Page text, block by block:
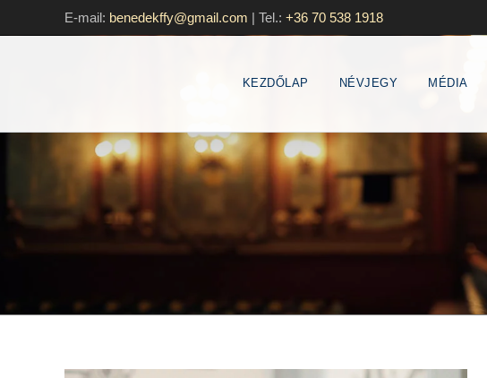
E-mail: benedekffy@gmail.com | Tel.: +36 70 538 1918
KEZDŐLAP NÉVJEGY MÉDIA